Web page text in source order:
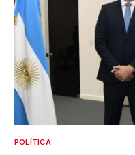
POLÍTICA